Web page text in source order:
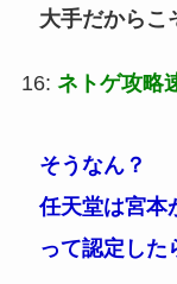
大手だからこ
16: ネトゲ攻略
そうなん？
任天堂は宮本
って認定した